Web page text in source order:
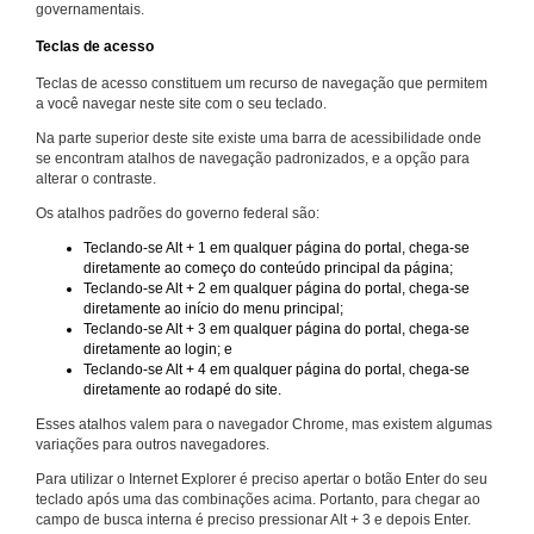
governamentais.
Teclas de acesso
Teclas de acesso constituem um recurso de navegação que permitem
a você navegar neste site com o seu teclado.
Na parte superior deste site existe uma barra de acessibilidade onde
se encontram atalhos de navegação padronizados, e a opção para
alterar o contraste.
Os atalhos padrões do governo federal são:
Teclando-se Alt + 1 em qualquer página do portal, chega-se
diretamente ao começo do conteúdo principal da página;
Teclando-se Alt + 2 em qualquer página do portal, chega-se
diretamente ao início do menu principal;
Teclando-se Alt + 3 em qualquer página do portal, chega-se
diretamente ao login; e
Teclando-se Alt + 4 em qualquer página do portal, chega-se
diretamente ao rodapé do site.
Esses atalhos valem para o navegador Chrome, mas existem algumas
variações para outros navegadores.
Para utilizar o Internet Explorer é preciso apertar o botão Enter do seu
teclado após uma das combinações acima. Portanto, para chegar ao
campo de busca interna é preciso pressionar Alt + 3 e depois Enter.